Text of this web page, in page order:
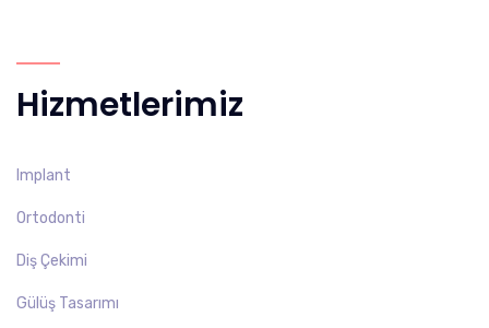
Hizmetlerimiz
Implant
Ortodonti
Diş Çekimi
Gülüş Tasarımı